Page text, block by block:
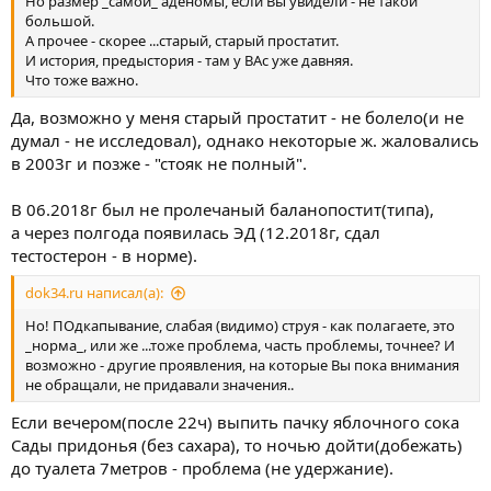
большой.
А прочее - скорее ...старый, старый простатит.
И история, предыстория - там у ВАс уже давняя.
Что тоже важно.
Да, возможно у меня старый простатит - не болело(и не
думал - не исследовал), однако некоторые ж. жаловались
в 2003г и позже - "стояк не полный".
В 06.2018г был не пролечаный баланопостит(типа),
а через полгода появилась ЭД (12.2018г, сдал
тестостерон - в норме).
dok34.ru написал(а):
Но! ПОдкапывание, слабая (видимо) струя - как полагаете, это
_норма_, или же ...тоже проблема, часть проблемы, точнее? И
возможно - другие проявления, на которые Вы пока внимания
не обращали, не придавали значения..
Если вечером(после 22ч) выпить пачку яблочного сока
Сады придонья (без сахара), то ночью дойти(добежать)
до туалета 7метров - проблема (не удержание).